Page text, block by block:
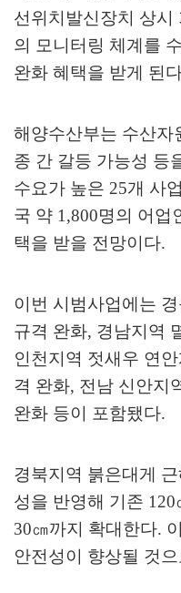
선위치발신장치 상시
의 모니터링 체계를
완화 혜택을 받게 된
해양수산부는 수산자
종 간 갈등 가능성 등
수요가 높은 25개 사
국 약 1,800명의 어업
택을 받을 전망이다.
이번 시범사업에는
규격 완화, 경남지역
인천지역 젓새우 연
격 완화, 전남 신안지
완화 등이 포함됐다.
경북지역 붉은대게
성을 반영해 기존 120
30㎝까지 확대한다.
안전성이 향상될 것